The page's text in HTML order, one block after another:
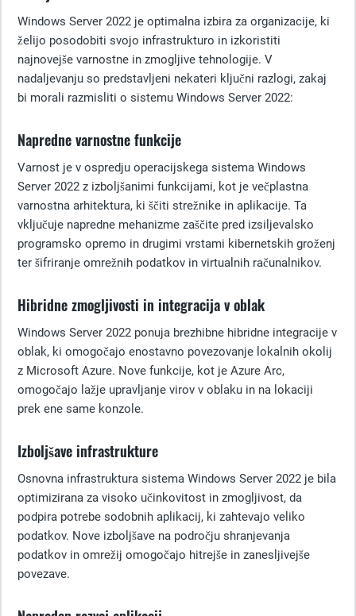
Windows Server 2022 je optimalna izbira za organizacije, ki
želijo posodobiti svojo infrastrukturo in izkoristiti
najnovejše varnostne in zmogljive tehnologije. V
nadaljevanju so predstavljeni nekateri ključni razlogi, zakaj
bi morali razmisliti o sistemu Windows Server 2022:
Napredne varnostne funkcije
Varnost je v ospredju operacijskega sistema Windows
Server 2022 z izboljšanimi funkcijami, kot je večplastna
varnostna arhitektura, ki ščiti strežnike in aplikacije. Ta
vključuje napredne mehanizme zaščite pred izsiljevalsko
programsko opremo in drugimi vrstami kibernetskih groženj
ter šifriranje omrežnih podatkov in virtualnih računalnikov.
Hibridne zmogljivosti in integracija v oblak
Windows Server 2022 ponuja brezhibne hibridne integracije v
oblak, ki omogočajo enostavno povezovanje lokalnih okolij
z Microsoft Azure. Nove funkcije, kot je Azure Arc,
omogočajo lažje upravljanje virov v oblaku in na lokaciji
prek ene same konzole.
Izboljšave infrastrukture
Osnovna infrastruktura sistema Windows Server 2022 je bila
optimizirana za visoko učinkovitost in zmogljivost, da
podpira potrebe sodobnih aplikacij, ki zahtevajo veliko
podatkov. Nove izboljšave na področju shranjevanja
podatkov in omrežij omogočajo hitrejše in zanesljivejše
povezave.